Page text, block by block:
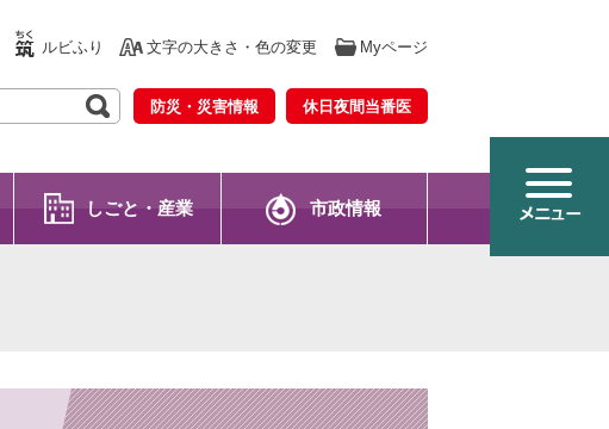
ルビふり 文字の大きさ・色の変更 Myページ
防災・災害情報 休日夜間当番医
しごと・産業 市政情報